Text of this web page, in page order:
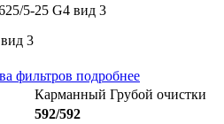
3
фильтров подробнее
Карманный Грубой очистки
592/592